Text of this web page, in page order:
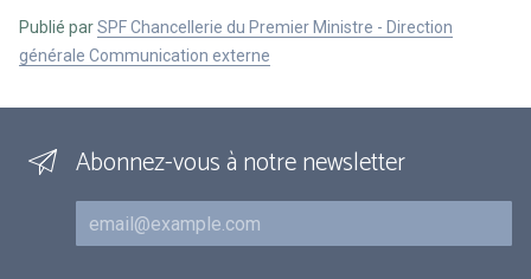
Publié parSPF Chancellerie du Premier Ministre - Direction
générale Communication externe
Abonnez-vous à notre newsletter
Courriel